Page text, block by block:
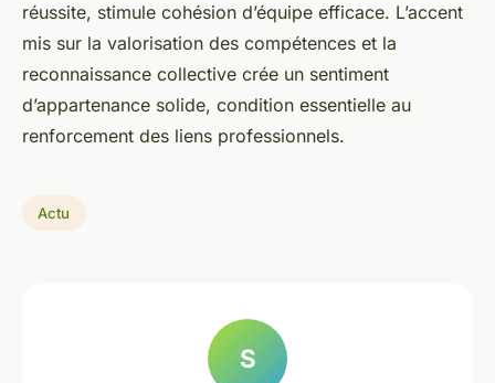
réussite, stimule cohésion d’équipe efficace. L’accent
mis sur la valorisation des compétences et la
reconnaissance collective crée un sentiment
d’appartenance solide, condition essentielle au
renforcement des liens professionnels.
Actu
S